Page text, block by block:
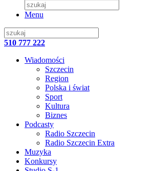
Menu
510 777 222
Wiadomości
Szczecin
Region
Polska i świat
Sport
Kultura
Biznes
Podcasty
Radio Szczecin
Radio Szczecin Extra
Muzyka
Konkursy